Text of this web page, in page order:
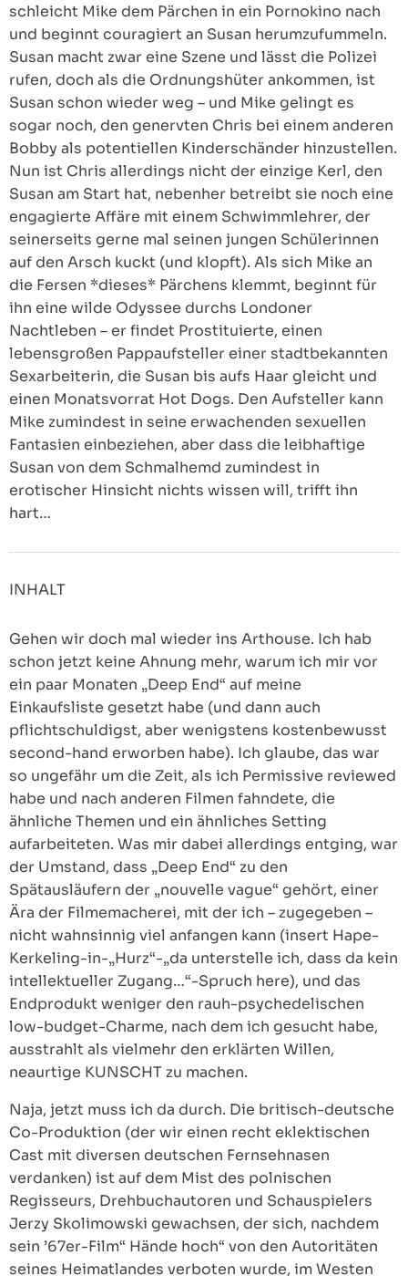
schleicht Mike dem Pärchen in ein Pornokino nach
und beginnt couragiert an Susan herumzufummeln.
Susan macht zwar eine Szene und lässt die Polizei
rufen, doch als die Ordnungshüter ankommen, ist
Susan schon wieder weg – und Mike gelingt es
sogar noch, den genervten Chris bei einem anderen
Bobby als potentiellen Kinderschänder hinzustellen.
Nun ist Chris allerdings nicht der einzige Kerl, den
Susan am Start hat, nebenher betreibt sie noch eine
engagierte Affäre mit einem Schwimmlehrer, der
seinerseits gerne mal seinen jungen Schülerinnen
auf den Arsch kuckt (und klopft). Als sich Mike an
die Fersen *dieses* Pärchens klemmt, beginnt für
ihn eine wilde Odyssee durchs Londoner
Nachtleben – er findet Prostituierte, einen
lebensgroßen Pappaufsteller einer stadtbekannten
Sexarbeiterin, die Susan bis aufs Haar gleicht und
einen Monatsvorrat Hot Dogs. Den Aufsteller kann
Mike zumindest in seine erwachenden sexuellen
Fantasien einbeziehen, aber dass die leibhaftige
Susan von dem Schmalhemd zumindest in
erotischer Hinsicht nichts wissen will, trifft ihn
hart…
INHALT
Gehen wir doch mal wieder ins Arthouse. Ich hab
schon jetzt keine Ahnung mehr, warum ich mir vor
ein paar Monaten „Deep End“ auf meine
Einkaufsliste gesetzt habe (und dann auch
pflichtschuldigst, aber wenigstens kostenbewusst
second-hand erworben habe). Ich glaube, das war
so ungefähr um die Zeit, als ich Permissive reviewed
habe und nach anderen Filmen fahndete, die
ähnliche Themen und ein ähnliches Setting
aufarbeiteten. Was mir dabei allerdings entging, war
der Umstand, dass „Deep End“ zu den
Spätausläufern der „nouvelle vague“ gehört, einer
Ära der Filmemacherei, mit der ich – zugegeben –
nicht wahnsinnig viel anfangen kann (insert Hape-
Kerkeling-in-„Hurz“-„da unterstelle ich, dass da kein
intellektueller Zugang…“-Spruch here), und das
Endprodukt weniger den rauh-psychedelischen
low-budget-Charme, nach dem ich gesucht habe,
ausstrahlt als vielmehr den erklärten Willen,
neaurtige KUNSCHT zu machen.
Naja, jetzt muss ich da durch. Die britisch-deutsche
Co-Produktion (der wir einen recht eklektischen
Cast mit diversen deutschen Fernsehnasen
verdanken) ist auf dem Mist des polnischen
Regisseurs, Drehbuchautoren und Schauspielers
Jerzy Skolimowski gewachsen, der sich, nachdem
sein ’67er-Film“ Hände hoch“ von den Autoritäten
seines Heimatlandes verboten wurde, im Westen